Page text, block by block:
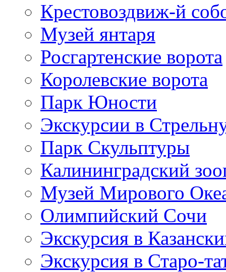
Крестовоздвиж-й
Музей янтаря
Росгартенские ворота
Королевские ворота
Парк Юности
Экскурсии в
Парк Скульптуры
Калининградский
Музей Мирового
Олимпийский Сочи
Экскурсия в
Экскурсия в Старо-